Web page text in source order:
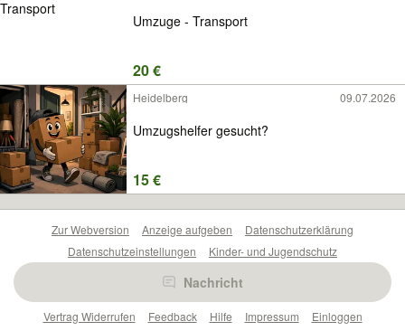
Umzuge - Transport
20 €
Heidelberg 09.07.2026
Umzugshelfer gesucht?
15 €
Nachricht
Zur Webversion Anzeige aufgeben
Datenschutzerklärung
Datenschutzeinstellungen
Kinder- und Jugendschutz
Barrierefreiheitserklärung
Vertrag Widerrufen
Feedback Hilfe Impressum Einloggen